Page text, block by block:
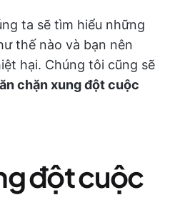
ta sẽ tìm hiểu những
thế nào và bạn nên
hại. Chúng tôi cũng sẽ
chặn xung đột cuộc
đột cuộc